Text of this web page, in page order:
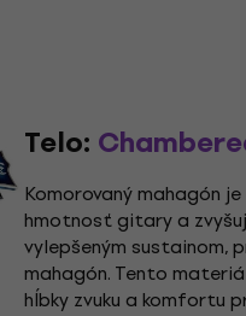
Telo:
Komorovaný mahagón
hmotnosť gitary a
vylepšeným sustainom,
mahagón. Tento
hĺbky zvuku a komfortu